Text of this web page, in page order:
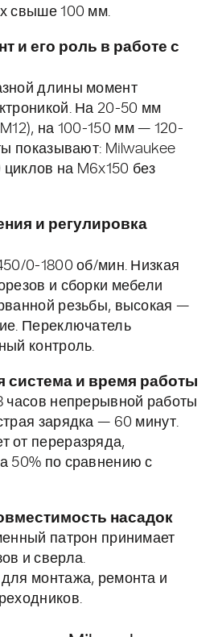
свыше 100 мм.
и его роль в работе с
длины момент
На 20-50 мм
на 100-150 мм — 120-
показывают: Milwaukee
на M6x150 без
и регулировка
0-1800 об/мин. Низкая
и сборки мебели
резьбы, высокая —
Переключатель
контроль.
система и время работы
часов непрерывной работы
зарядка — 60 минут.
от переразряда,
50% по сравнению с
насадок
патрон принимает
и сверла.
монтажа, ремонта и